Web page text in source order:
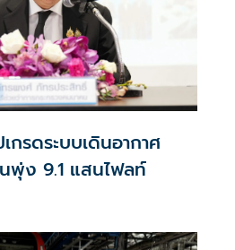
กรดระบบเดินอากาศ
พุ่ง 9.1 แสนไฟลท์